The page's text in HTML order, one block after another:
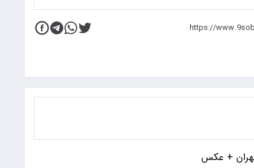
+ عکس